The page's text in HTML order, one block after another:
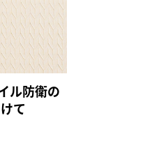
ル防衛の
て